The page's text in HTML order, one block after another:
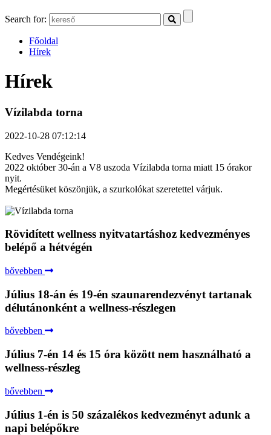
Search for:
Főoldal
Hírek
Hírek
Vízilabda torna
2022-10-28 07:12:14
Kedves Vendégeink!
2022 október 30-án a V8 uszoda Vízilabda torna miatt 15 órakor
nyit.
Megértésüket köszönjük, a szurkolókat szeretettel várjuk.
Rövidített wellness nyitvatartáshoz kedvezményes
belépő a hétvégén
bővebben
Július 18-án és 19-én szaunarendezvényt tartanak
délutánonként a wellness-részlegen
bővebben
Július 7-én 14 és 15 óra között nem használható a
wellness-részleg
bővebben
Július 1-én is 50 százalékos kedvezményt adunk a
napi belépőkre